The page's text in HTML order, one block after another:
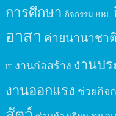
การศึกษา กิจกรรม BBL
อาสา ค่ายนานาชาติ
IT งานก่อสร้าง งานป
งานออกแรง ช่วยกิจ